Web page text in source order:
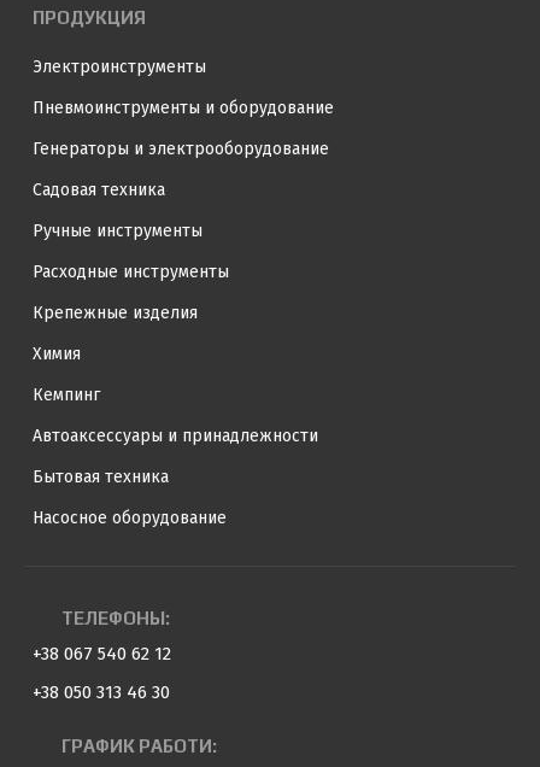
ПРОДУКЦИЯ
Электроинструменты
Пневмоинструменты и оборудование
Генераторы и электрооборудование
Садовая техника
Ручные инструменты
Расходные инструменты
Крепежные изделия
Химия
Кемпинг
Автоаксессуары и принадлежности
Бытовая техника
Насосное оборудование
ТЕЛЕФОНЫ:
+38 067 540 62 12
+38 050 313 46 30
ГРАФИК РАБОТИ: